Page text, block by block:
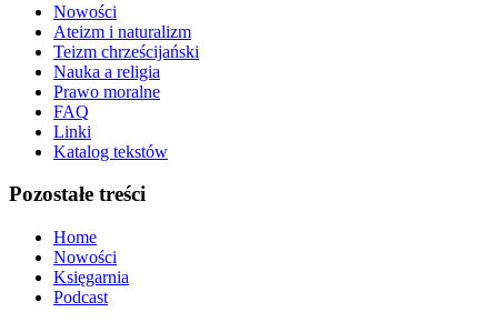
Nowości
Ateizm i naturalizm
Teizm chrześcijański
Nauka a religia
Prawo moralne
FAQ
Linki
Katalog tekstów
Pozostałe treści
Home
Nowości
Księgarnia
Podcast